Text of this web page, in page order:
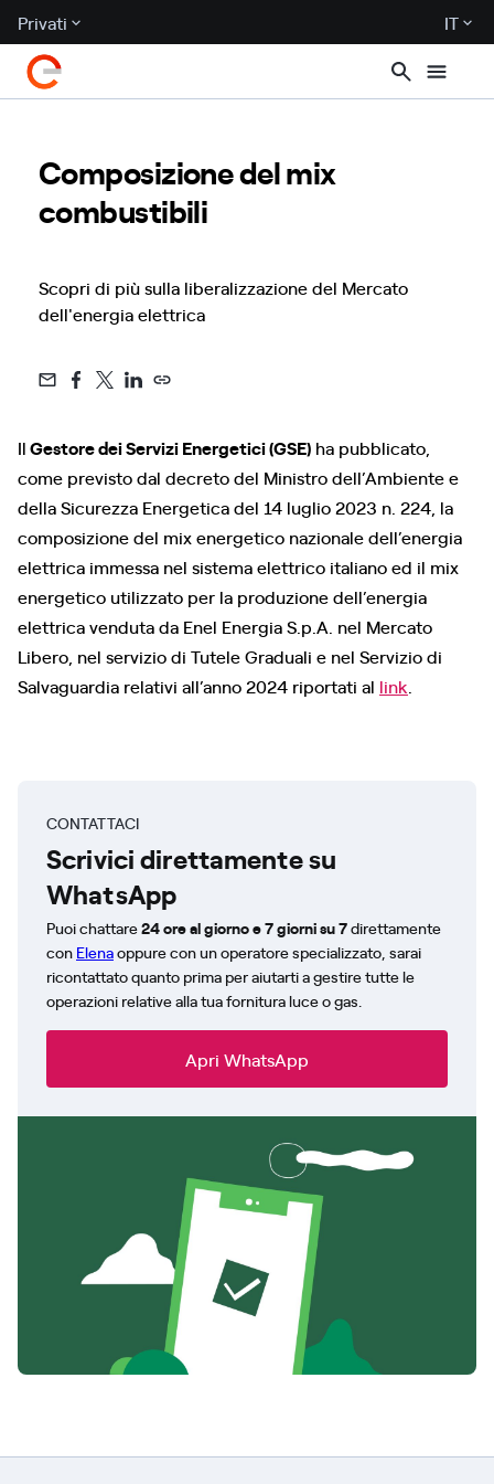
Privati IT
Composizione del mix
combustibili
Scopri di più sulla liberalizzazione del Mercato
dell'energia elettrica
IlGestore dei Servizi Energetici (GSE) ha pubblicato,
come previsto dal decreto del Ministro dell’Ambiente e
della Sicurezza Energetica del 14 luglio 2023 n. 224, la
composizione del mix energetico nazionale dell’energia
elettrica immessa nel sistema elettrico italiano ed il mix
energetico utilizzato per la produzione dell’energia
elettrica venduta da Enel Energia S.p.A. nel Mercato
Libero, nel servizio di Tutele Graduali e nel Servizio di
Salvaguardia relativi all’anno 2024 riportati al link
CONTATTACI
Scrivici direttamente su
WhatsApp
Puoi chattare24 ore al giorno e 7 giorni su 7direttamente
con Elenaoppure con un operatore specializzato, sarai
ricontattato quanto prima per aiutarti a gestire tutte le
operazioni relative alla tua fornitura luce o gas.
Apri WhatsApp